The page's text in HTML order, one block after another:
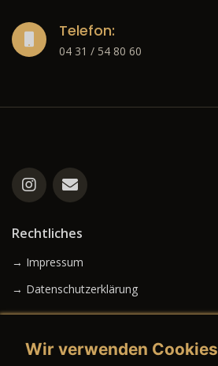
Telefon:
04 31 / 54 80 60
Rechtliches
→ Impressum
→ Datenschutzerklärung
Wir verwenden Cookies